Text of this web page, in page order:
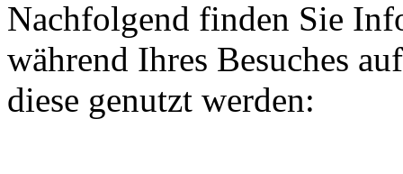
Nachfolgend finden Sie
während Ihres Besuches
diese genutzt werden: